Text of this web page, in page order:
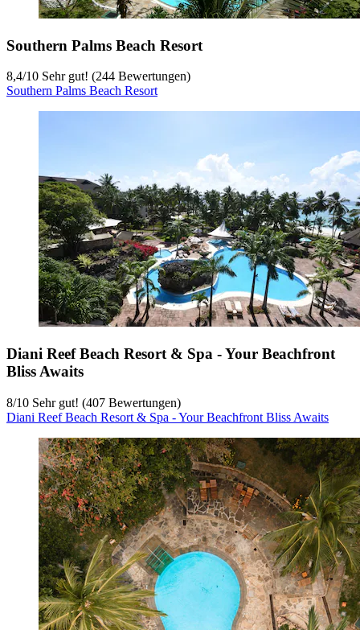
Southern Palms Beach Resort
8,4/10 Sehr gut! (244 Bewertungen)
Southern Palms Beach Resort
Diani Reef Beach Resort & Spa - Your Beachfront
Bliss Awaits
8/10 Sehr gut! (407 Bewertungen)
Diani Reef Beach Resort & Spa - Your Beachfront Bliss Awaits